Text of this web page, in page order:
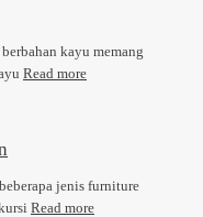
kayu memang
Read more
jenis furniture
Read more